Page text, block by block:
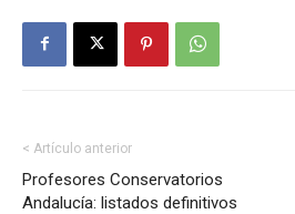
< Artículo anterior
Profesores Conservatorios
Andalucía: listados definitivos